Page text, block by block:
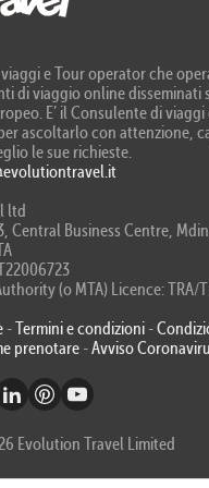
viaggi e Tour operator che
di viaggio online
E’ il Consulente di
ascoltarlo con attenzione,
le sue richieste.
ltd
Central Business Centre,
(o MTA) Licence: TRA/
-Termini e condizioni -
prenotare -Avviso
Evolution Travel Limited